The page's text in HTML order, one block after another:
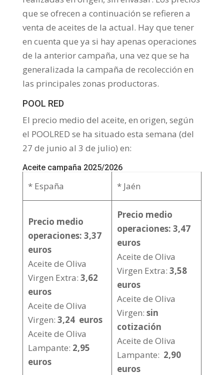
que se ofrecen a continuación se refieren a
venta de aceites de la actual. Hay que tener
en cuenta que ya si hay apenas operaciones
de la anterior campaña, una vez que se ha
generalizada la campaña de recolección en
las principales zonas productoras.
POOL RED
El precio medio del aceite, en origen, según
el POOLRED se ha situado esta semana (del
27 de junio al 3 de julio) en:
Aceite campaña 2025/2026
* España * Jaén
Precio medio
operaciones: 3,37
euros
Aceite de Oliva
Virgen Extra: 3,62
euros
Aceite de Oliva
Virgen: 3,24 euros
Aceite de Oliva
Lampante: 2,95
euros
Precio medio
operaciones: 3,47
euros
Aceite de Oliva
Virgen Extra: 3,58
euros
Aceite de Oliva
Virgen: sin
cotización
Aceite de Oliva
Lampante: 2,90
euros